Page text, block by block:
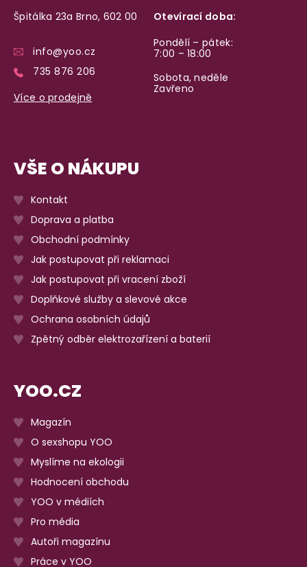
Špitálka 23a Brno, 602 00
info@yoo.cz
735 876 206
Více o prodejně
Otevírací doba:
Pondělí – pátek:
7:00 – 18:00
Sobota, neděle
Zavřeno
VŠE O NÁKUPU
Kontakt
Doprava a platba
Obchodní podmínky
Jak postupovat při reklamaci
Jak postupovat při vracení zboží
Doplňkové služby a slevové akce
Ochrana osobních údajů
Zpětný odběr elektrozařízení a baterií
YOO.CZ
Magazín
O sexshopu YOO
Myslíme na ekologii
Hodnocení obchodu
YOO v médiích
Pro média
Autoři magazínu
Práce v YOO